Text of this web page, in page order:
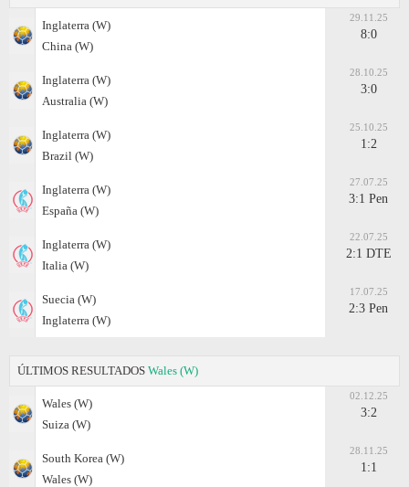
Inglaterra (W)
China (W)
29.11.25
8:0
Inglaterra (W)
Australia (W)
28.10.25
3:0
Inglaterra (W)
Brazil (W)
25.10.25
1:2
Inglaterra (W)
España (W)
27.07.25
3:1 Pen
Inglaterra (W)
Italia (W)
22.07.25
2:1 DTE
Suecia (W)
Inglaterra (W)
17.07.25
2:3 Pen
ÚLTIMOS RESULTADOS Wales (W)
Wales (W)
Suiza (W)
02.12.25
3:2
South Korea (W)
Wales (W)
28.11.25
1:1